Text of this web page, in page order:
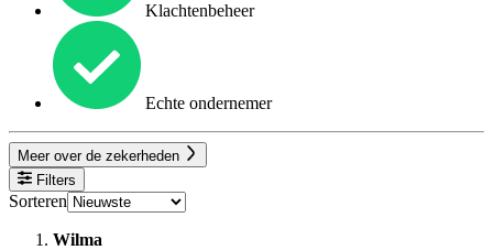
Klachtenbeheer
Echte ondernemer
Meer over de zekerheden
Filters
Sorteren
Wilma